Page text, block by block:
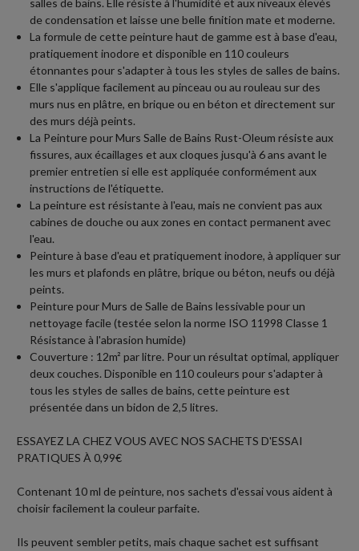
salles de bains. Elle résiste à l'humidité et aux niveaux élevés
de condensation et laisse une belle finition mate et moderne.
La formule de cette peinture haut de gamme est à base d'eau,
pratiquement inodore et disponible en 110 couleurs
étonnantes pour s'adapter à tous les styles de salles de bains.
Elle s'applique facilement au pinceau ou au rouleau sur des
murs nus en plâtre, en brique ou en béton et directement sur
des murs déjà peints.
La Peinture pour Murs Salle de Bains Rust-Oleum résiste aux
fissures, aux écaillages et aux cloques jusqu'à 6 ans avant le
premier entretien si elle est appliquée conformément aux
instructions de l'étiquette.
La peinture est résistante à l'eau, mais ne convient pas aux
cabines de douche ou aux zones en contact permanent avec
l'eau.
Peinture à base d'eau et pratiquement inodore, à appliquer sur
les murs et plafonds en plâtre, brique ou béton, neufs ou déjà
peints.
Peinture pour Murs de Salle de Bains lessivable pour un
nettoyage facile (testée selon la norme ISO 11998 Classe 1
Résistance à l'abrasion humide)
Couverture : 12m² par litre. Pour un résultat optimal, appliquer
deux couches. Disponible en 110 couleurs pour s'adapter à
tous les styles de salles de bains, cette peinture est
présentée dans un bidon de 2,5 litres.
ESSAYEZ LA CHEZ VOUS AVEC NOS SACHETS D'ESSAI
PRATIQUES À 0,99€
Contenant 10 ml de peinture, nos sachets d'essai vous aident à
choisir facilement la couleur parfaite.
Ils peuvent sembler petits, mais chaque sachet est suffisant